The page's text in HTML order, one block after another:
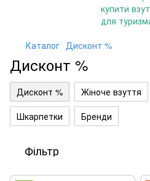
Каталог Дисконт %
Дисконт %
Дисконт % Жіноче взуття
Шкарпетки
Бренди
Фільтр